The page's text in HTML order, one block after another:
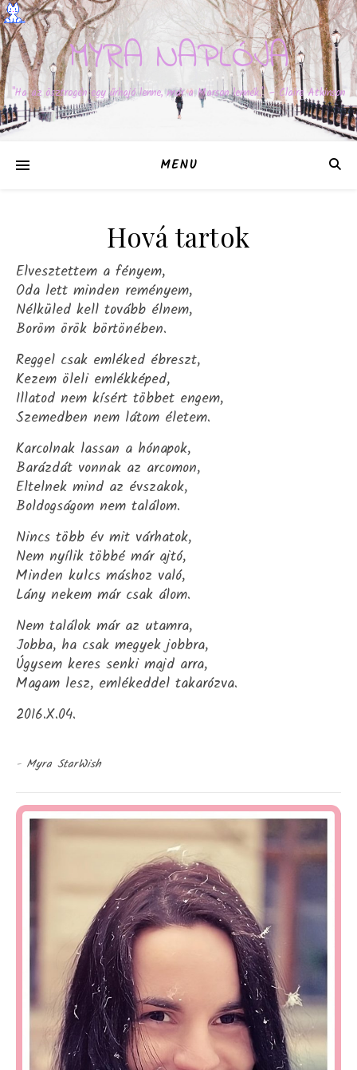
MYRA NAPLÓJA
"Ha az ösztrogén egy űrhajó lenne, már a Marson lennék." – Claire Atkinson
MENU
Hová tartok
Elvesztettem a fényem,
Oda lett minden reményem,
Nélküled kell tovább élnem,
Boröm örök börtönében.
Reggel csak emléked ébreszt,
Kezem öleli emlékképed,
Illatod nem kísért többet engem,
Szemedben nem látom életem.
Karcolnak lassan a hónapok,
Barázdát vonnak az arcomon,
Eltelnek mind az évszakok,
Boldogságom nem találom.
Nincs több év mit várhatok,
Nem nyílik többé már ajtó,
Minden kulcs máshoz való,
Lány nekem már csak álom.
Nem találok már az utamra,
Jobba, ha csak megyek jobbra,
Úgysem keres senki majd arra,
Magam lesz, emlékeddel takarózva.
2016.X.04.
- Myra StarWish